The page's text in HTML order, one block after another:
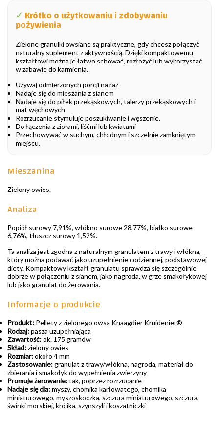
✓ Krótko o użytkowaniu i zdobywaniu
pożywienia
Zielone granulki owsiane są praktyczne, gdy chcesz połączyć
naturalny suplement z aktywnością. Dzięki kompaktowemu
kształtowi można je łatwo schować, rozłożyć lub wykorzystać
w zabawie do karmienia.
Używaj odmierzonych porcji na raz
Nadaje się do mieszania z sianem
Nadaje się do piłek przekąskowych, talerzy przekąskowych i
mat węchowych
Rozrzucanie stymuluje poszukiwanie i węszenie.
Do łączenia z ziołami, liśćmi lub kwiatami
Przechowywać w suchym, chłodnym i szczelnie zamkniętym
miejscu.
Mieszanina
Zielony owies.
Analiza
Popiół surowy 7,91%, włókno surowe 28,77%, białko surowe
6,76%, tłuszcz surowy 1,52%.
Ta analiza jest zgodna z naturalnym granulatem z trawy i włókna,
który można podawać jako uzupełnienie codziennej, podstawowej
diety. Kompaktowy kształt granulatu sprawdza się szczególnie
dobrze w połączeniu z sianem, jako nagroda, w grze smakołykowej
lub jako granulat do żerowania.
Informacje o produkcie
Produkt: Pellety z zielonego owsa Knaagdier Kruidenier®
Rodzaj:pasza uzupełniająca
Zawartość:ok. 175 gramów
Skład:zielony owies
Rozmiar:około 4 mm
Zastosowanie:granulat z trawy/włókna, nagroda, materiał do
zbierania i smakołyk do wypełnienia zwierzyny
Promuje żerowanie:tak, poprzez rozrzucanie
Nadaje się dla:myszy, chomika karłowatego, chomika
miniaturowego, myszoskoczka, szczura miniaturowego, szczura,
świnki morskiej, królika, szynszyli i koszatniczki